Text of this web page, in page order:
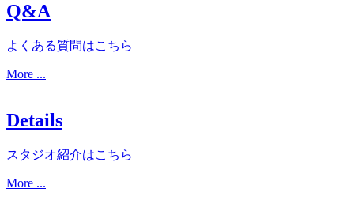
Q&A
よくある質問はこちら
More ...
Details
スタジオ紹介はこちら
More ...